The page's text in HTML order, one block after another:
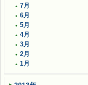
7月
6月
5月
4月
3月
2月
1月